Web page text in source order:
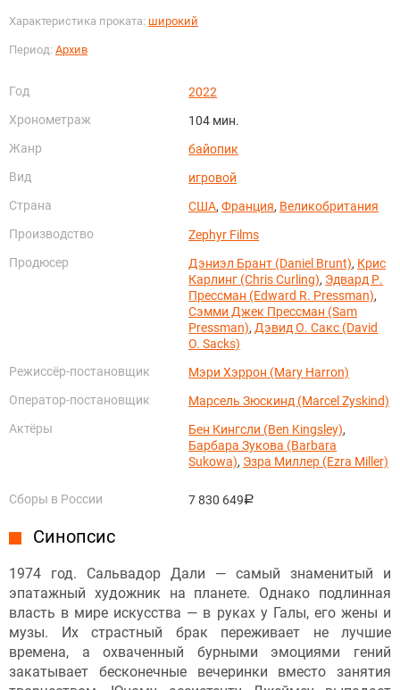
Характеристика проката: широкий
Период: Архив
Год
2022
Хронометраж
104 мин.
Жанр
байопик
Вид
игровой
Страна
США,Франция, Великобритания
Производство
Zephyr Films
Продюсер
Дэниэл Брант (Daniel Brunt), Крис
Карлинг (Chris Curling), Эдвард Р.
Прессман (Edward R. Pressman),
Сэмми Джек Прессман (Sam
Pressman), Дэвид О. Сакс (David
O. Sacks)
Режиссёр-постановщик
Мэри Хэррон (Mary Harron)
Оператор-постановщик
Марсель Зюскинд (Marcel Zyskind)
Актёры
Бен Кингсли (Ben Kingsley),
Барбара Зукова (Barbara
Sukowa), Эзра Миллер (Ezra Miller)
Сборы в России 7 830 649руб.
Синопсис
1974 год. Сальвадор Дали — самый знаменитый и
эпатажный художник на планете. Однако подлинная
власть в мире искусства — в руках у Галы, его жены и
музы. Их страстный брак переживает не лучшие
времена, а охваченный бурными эмоциями гений
закатывает бесконечные вечеринки вместо занятия